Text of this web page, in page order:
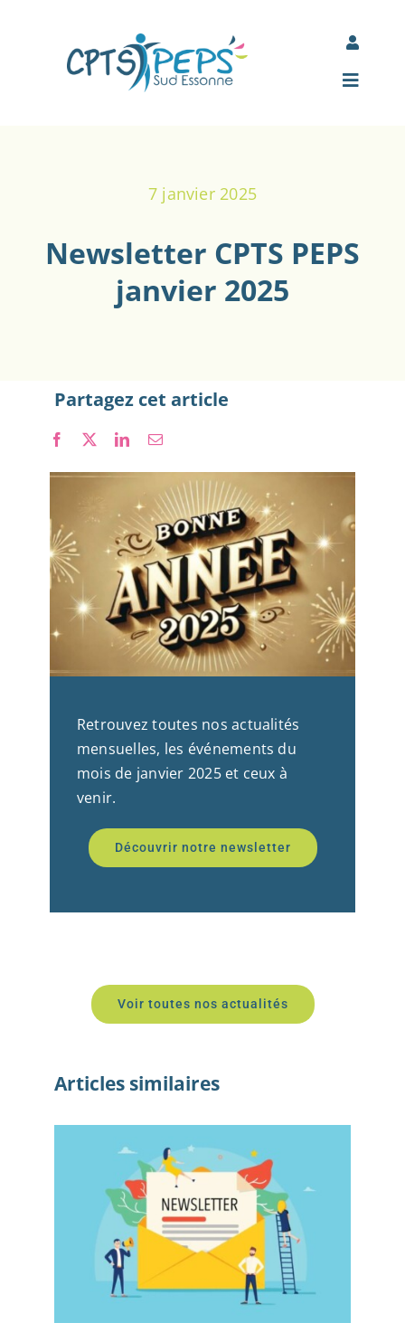
Toggle
Mon espace Jamespot
Toggle
Partenaires
Nous rejoindre
7 janvier 2025
Newsletter CPTS PEPS
janvier 2025
Partagez cet article
Retrouvez toutes nos actualités
mensuelles, les événements du
mois de janvier 2025 et ceux à
venir.
Découvrir notre newsletter
Voir toutes nos actualités
Articles similaires